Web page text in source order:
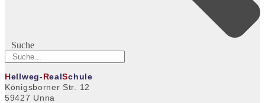
Suche
Hellweg-RealSchule
Königsborner Str. 12
59427 Unna